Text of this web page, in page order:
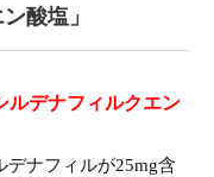
酸塩」
ルデナフィルクエン
ナフィルが25mg含